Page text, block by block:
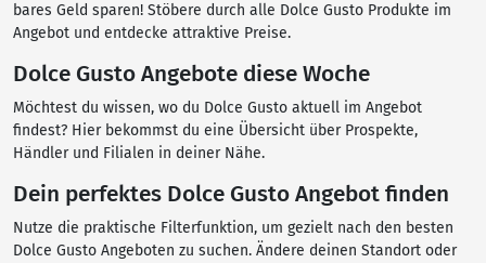
bares Geld sparen! Stöbere durch alle Dolce Gusto Produkte im
Angebot und entdecke attraktive Preise.
Dolce Gusto Angebote diese Woche
Möchtest du wissen, wo du Dolce Gusto aktuell im Angebot
findest? Hier bekommst du eine Übersicht über Prospekte,
Händler und Filialen in deiner Nähe.
Dein perfektes Dolce Gusto Angebot finden
Nutze die praktische Filterfunktion, um gezielt nach den besten
Dolce Gusto Angeboten zu suchen. Ändere deinen Standort oder